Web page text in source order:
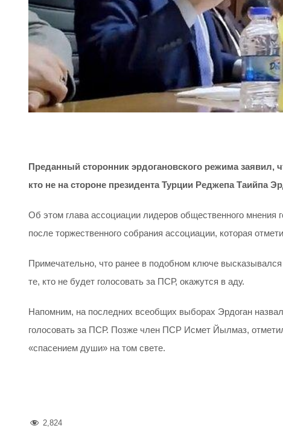
Преданный сторонник эрдогановского режима заявил,
кто не на стороне президента Турции Реджепа Таийпа
Об этом глава ассоциации лидеров общественного
после торжественного собрания ассоциации, которая
Примечательно, что ранее в подобном ключе
те, кто не будет голосовать за ПСР, окажутся в аду.
Напомним, на последних всеобщих выборах Эрдоган
голосовать за ПСР. Позже член ПСР Исмет Йылмаз,
«спасением души» на том свете.
2,824